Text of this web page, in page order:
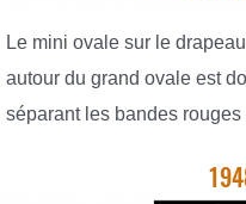
Le mini ovale sur le
autour du grand ovale est
séparant les bandes rouges